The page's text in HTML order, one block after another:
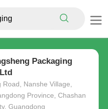
Packaging
Road, Nanshe Village,
Province, Chashan
Guangdong